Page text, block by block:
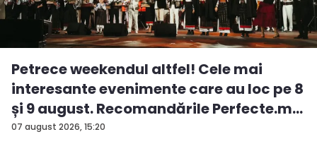
07 august 2026, 15:20
Petrece weekendul altfel! Cele mai
interesante evenimente care au loc pe 8
și 9 august. Recomandările Perfecte.m...